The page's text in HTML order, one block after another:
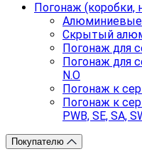
Погонаж (коробки,
Алюминиевые
Скрытый
Погонаж для
Погонаж для
N.O
Погонаж к
Погонаж к
PWB, SE, SA,
Покупателю